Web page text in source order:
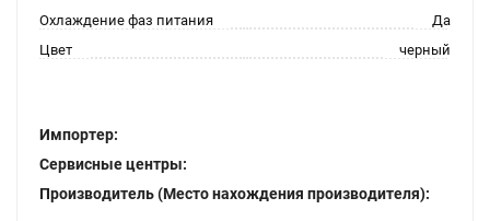
Охлаждение фаз питания
Да
Цвет
черный
Импортер:
Сервисные центры:
Производитель (Место нахождения производителя):